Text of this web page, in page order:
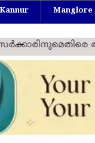
Kannur Manglore